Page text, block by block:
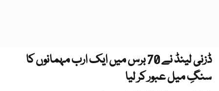
ڈزنی لینڈ نے 70 برس میں ایک ارب مہمانوں کا
سنگِ میل عبور کر لیا